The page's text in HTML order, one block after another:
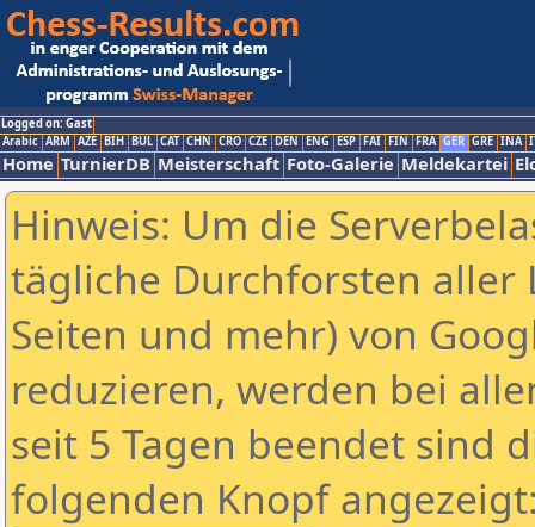
Logged on: Gast
Arabic ARM AZE BIH BUL CAT CHN CRO CZE DEN ENG ESP FAI FIN FRA GER GRE INA
Home TurnierDB Meisterschaft Foto-Galerie Meldekartei
Hinweis: Um die
tägliche Durchforsten aller
Seiten und mehr) von
reduzieren, werden bei
seit 5 Tagen beendet sind
folgenden Knopf